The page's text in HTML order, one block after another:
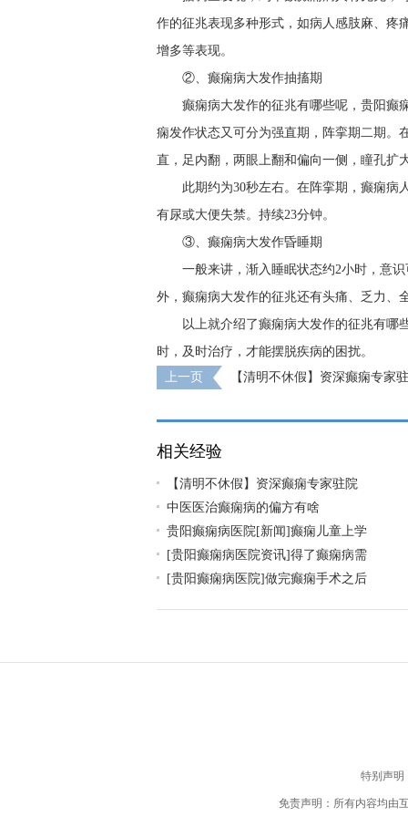
作的征兆表现多种形式，如病人感肢麻、疼
增多等表现。
②、癫痫病大发作抽搐期
癫痫病大发作的征兆有哪些呢，贵阳癫
痫发作状态又可分为强直期，阵挛期二期。
直，足内翻，两眼上翻和偏向一侧，瞳孔扩
此期约为30秒左右。在阵挛期，癫痫病
有尿或大便失禁。持续23分钟。
③、癫痫病大发作昏睡期
一般来讲，渐入睡眠状态约2小时，意
外，癫痫病大发作的征兆还有头痛、乏力、
以上就介绍了癫痫病大发作的征兆有哪
时，及时治疗，才能摆脱疾病的困扰。
上一页
【清明不休假】资深癫痫专家
相关经验
【清明不休假】资深癫痫专家驻院
中医医治癫痫病的偏方有啥
贵阳癫痫病医院[新闻]癫痫儿童上学
[贵阳癫痫病医院资讯]得了癫痫病需
[贵阳癫痫病医院]做完癫痫手术之后
特别声明
免责声明：所有内容均由